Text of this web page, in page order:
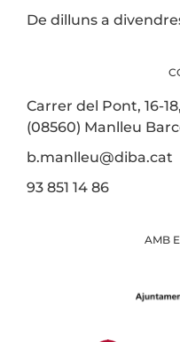
De dilluns a
Carrer del Pont, 16-
(08560) Manlleu
b.manlleu@diba.cat
93 851 14 86
AMB